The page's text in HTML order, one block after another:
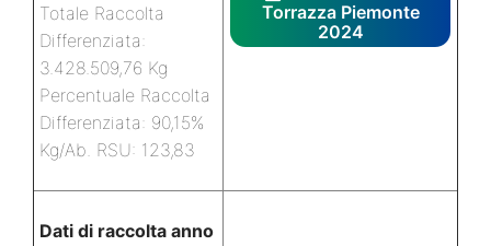
Totale Raccolta
Differenziata:
3.428.509,76 Kg
Percentuale Raccolta
Differenziata: 90,15%
Kg/Ab. RSU: 123,83
Torrazza Piemonte
2024
Dati di raccolta anno